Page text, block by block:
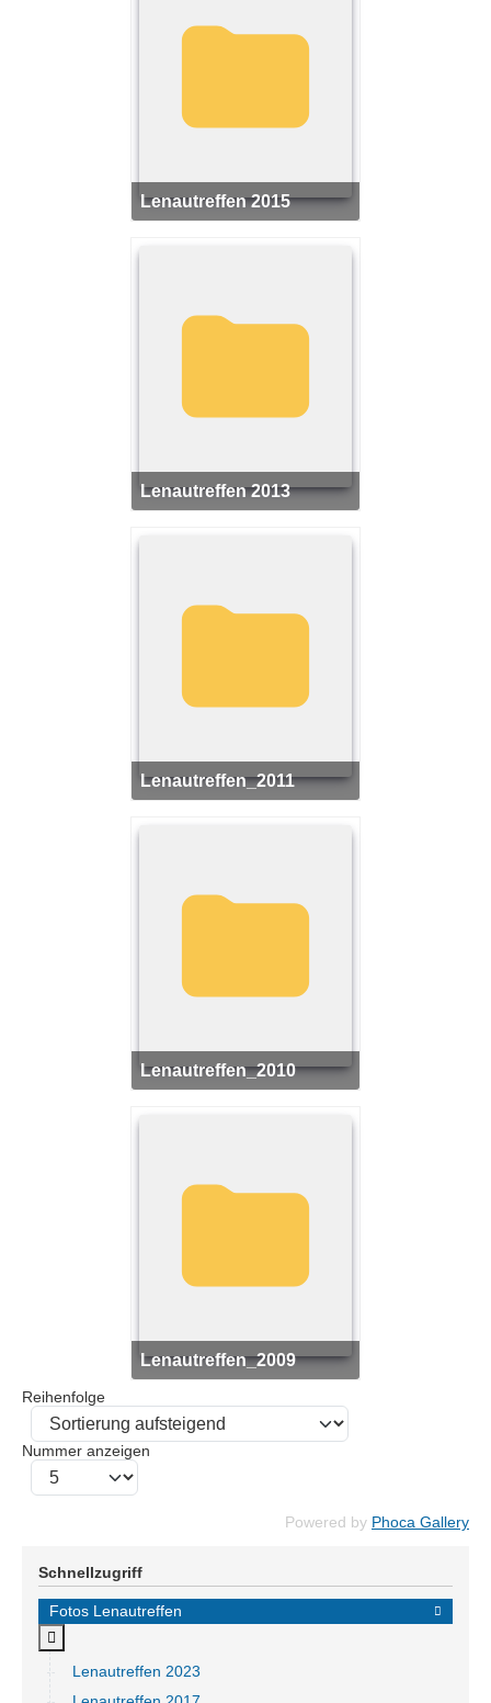
Lenautreffen 2015
Lenautreffen 2013
Lenautreffen_2011
Lenautreffen_2010
Lenautreffen_2009
Reihenfolge
Nummer anzeigen
Powered by Phoca Gallery
Schnellzugriff
Fotos Lenautreffen
Lenautreffen 2023